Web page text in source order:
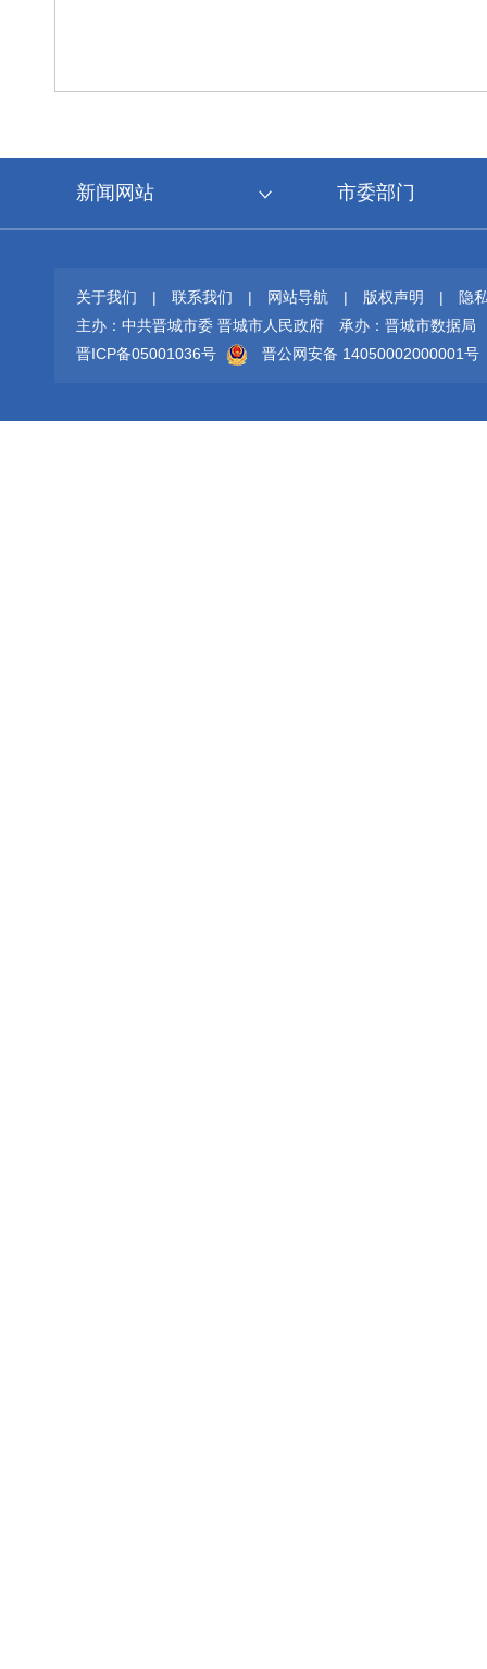
新闻网站 市委部门
关于我们 | 联系我们 | 网站导航 | 版权声明 |
隐
主办：中共晋城市委 晋城市人民政府
承办：晋城市数据局
晋ICP备05001036号
晋公网安备 14050002000001号